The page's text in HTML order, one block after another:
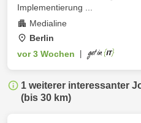
Implementierung ...
Medialine
Berlin
vor 3 Wochen
1 weiterer interessanter
(bis 30 km)